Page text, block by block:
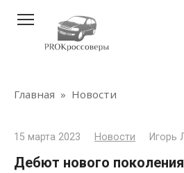
контенту
Главная » Новости
15 марта 2023 Новости Игорь
Дебют нового